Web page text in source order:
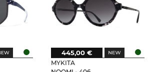
MYKITA
445,00 €